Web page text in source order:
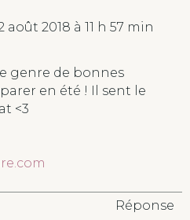
août 2018 à 11 h 57 min
genre de bonnes
en été ! Il sent le
<3
Réponse